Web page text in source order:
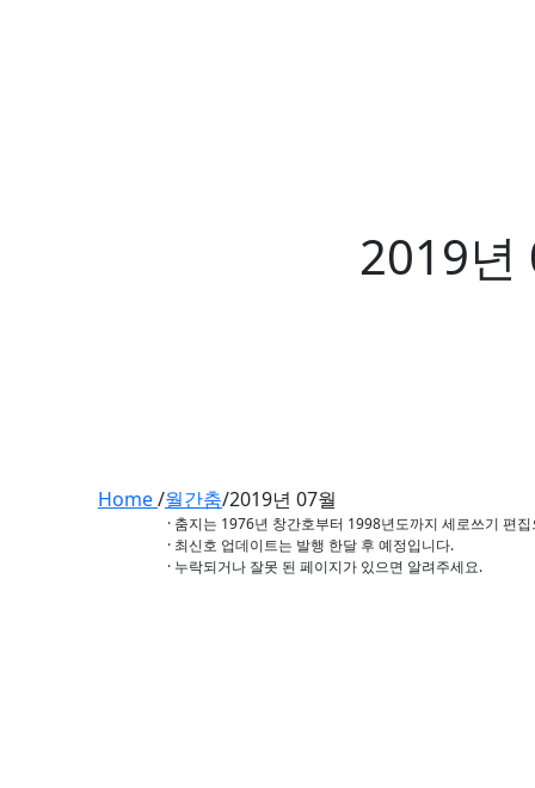
2019년
Home/월간춤/2019년 07월
· 춤지는 1976년 창간호부터 1998년도까지 세로쓰기 편
· 최신호 업데이트는 발행 한달 후 예정입니다.
· 누락되거나 잘못 된 페이지가 있으면 알려주세요.